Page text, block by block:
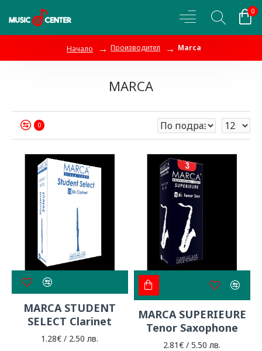
0
Начало Производител Marca
MARCA
0
MARCA STUDENT
SELECT Clarinet
1.28€ / 2.50 лв.
MARCA SUPERIEURE
Tenor Saxophone
2.81€ / 5.50 лв.